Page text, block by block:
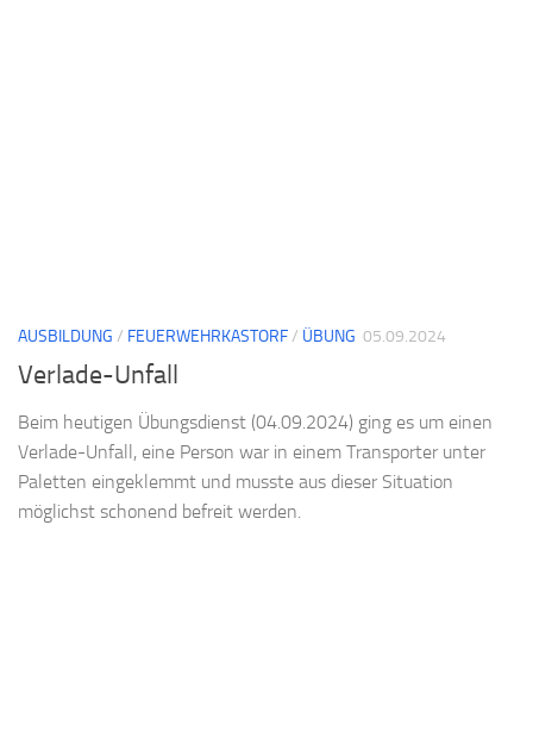
AUSBILDUNG / FEUERWEHRKASTORF/ ÜBUNG 05.09.2024
Verlade-Unfall
Beim heutigen Übungsdienst (04.09.2024) ging es um einen
Verlade-Unfall, eine Person war in einem Transporter unter
Paletten eingeklemmt und musste aus dieser Situation
möglichst schonend befreit werden.